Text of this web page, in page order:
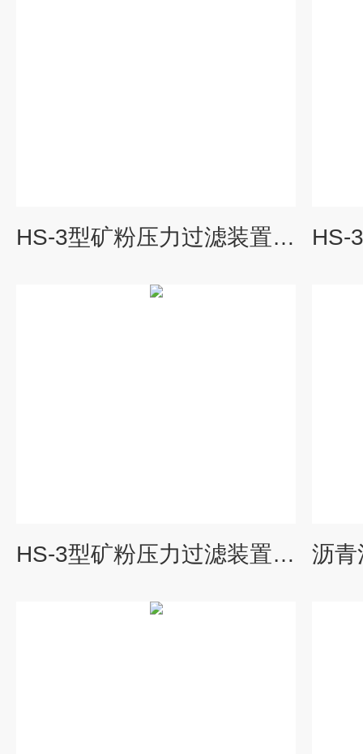
HS-3型矿粉压力过滤装置矿粉回收试验仪
HS-3型矿粉压力过滤装置数显沥青负压式矿粉回收仪